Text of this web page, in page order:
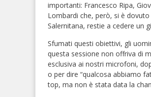
importanti: Francesco Ripa,
Lombardi che, però, si è
Salernitana, restie a cedere un
Sfumati questi obiettivi, gli
questa sessione non offriva di
esclusiva ai nostri microfoni,
o per dire “qualcosa abbiamo
top, ma non è stata data la